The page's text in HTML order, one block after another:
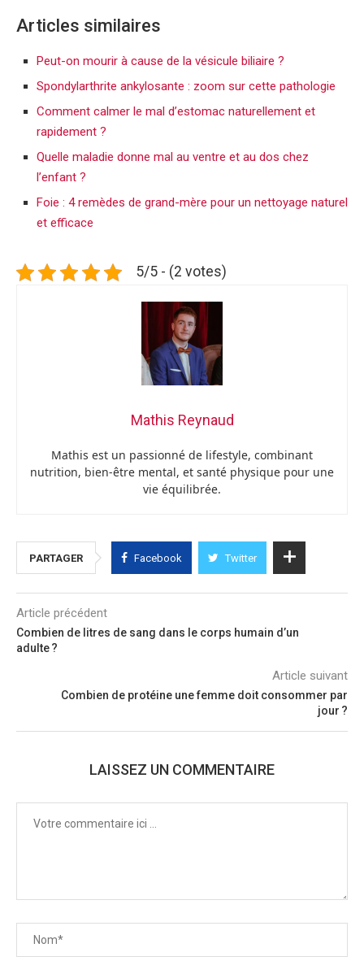
Articles similaires
Peut-on mourir à cause de la vésicule biliaire ?
Spondylarthrite ankylosante : zoom sur cette pathologie
Comment calmer le mal d’estomac naturellement et
rapidement ?
Quelle maladie donne mal au ventre et au dos chez
l’enfant ?
Foie : 4 remèdes de grand-mère pour un nettoyage naturel
et efficace
5/5 - (2 votes)
Mathis Reynaud
Mathis est un passionné de lifestyle, combinant
nutrition, bien-être mental, et santé physique pour une
vie équilibrée.
PARTAGER Facebook Twitter
Article précédent
Combien de litres de sang dans le corps humain d’un
adulte ?
Article suivant
Combien de protéine une femme doit consommer par
jour ?
LAISSEZ UN COMMENTAIRE